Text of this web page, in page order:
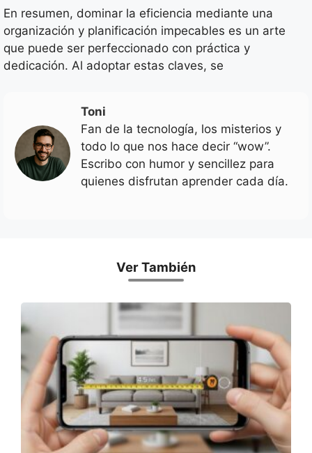
En resumen, dominar la eficiencia mediante una
organización y planificación impecables es un arte
que puede ser perfeccionado con práctica y
dedicación. Al adoptar estas claves, se
Toni
Fan de la tecnología, los misterios y
todo lo que nos hace decir “wow”.
Escribo con humor y sencillez para
quienes disfrutan aprender cada día.
Ver También